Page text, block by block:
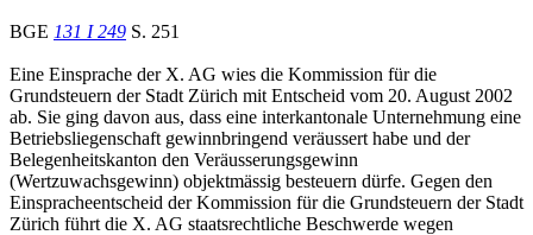
BGE 131 I 249 S. 251
Eine Einsprache der X. AG wies die Kommission für die
Grundsteuern der Stadt Zürich mit Entscheid vom 20. August 2002
ab. Sie ging davon aus, dass eine interkantonale Unternehmung eine
Betriebsliegenschaft gewinnbringend veräussert habe und der
Belegenheitskanton den Veräusserungsgewinn
(Wertzuwachsgewinn) objektmässig besteuern dürfe. Gegen den
Einspracheentscheid der Kommission für die Grundsteuern der Stadt
Zürich führt die X. AG staatsrechtliche Beschwerde wegen